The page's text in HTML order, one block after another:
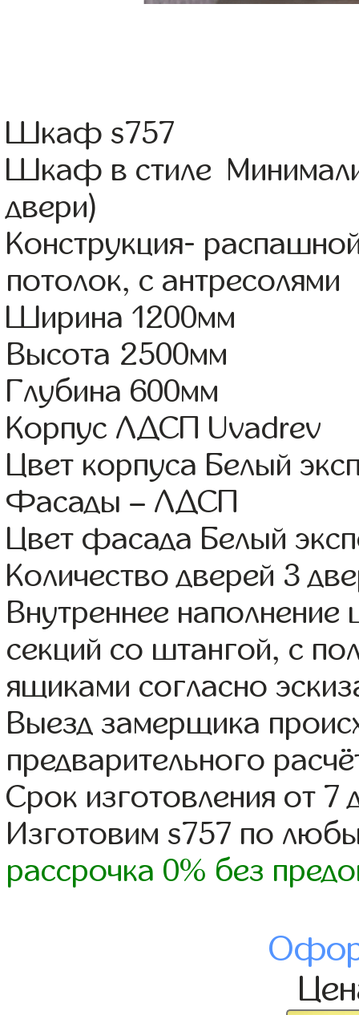
Шкаф s757
Шкаф в стиле
двери)
Конструкция-
потолок, с антресолями
Ширина 1200мм
Высота 2500мм
Глубина 600мм
Корпус ЛДСП Uvadrev
Цвет корпуса Белый
Фасады – ЛДСП
Цвет фасада Белый
Количество дверей 3
Внутреннее
секций со штангой, с
ящиками согласно
Выезд замерщика
предварительного
Срок изготовления от 7
Изготовим s757 по
рассрочка 0% без